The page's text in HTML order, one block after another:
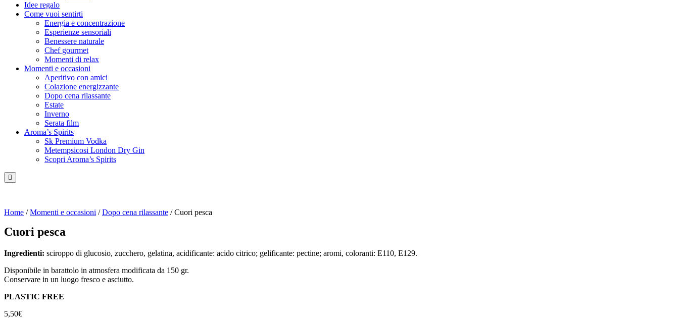
Idee regalo
Come vuoi sentirti
Energia e concentrazione
Esperienze sensoriali
Benessere naturale
Chef gourmet
Momenti di relax
Momenti e occasioni
Aperitivo con amici
Colazione energizzante
Dopo cena rilassante
Estate
Inverno
Serata film
Aroma’s Spirits
Sk Premium Vodka
Metempsicosi London Dry Gin
Scopri Aroma’s Spirits
Hamburger Toggle Menu
Home /Momenti e occasioni /Dopo cena rilassante / Cuori pesca
Cuori pesca
Ingredienti: sciroppo di glucosio, zucchero, gelatina, acidificante: acido citrico; gelificante: pectine; aromi, coloranti: E110, E129.
Disponibile in barattolo in atmosfera modificata da 150 gr.
Conservare in un luogo fresco e asciutto.
PLASTIC FREE
5,50€